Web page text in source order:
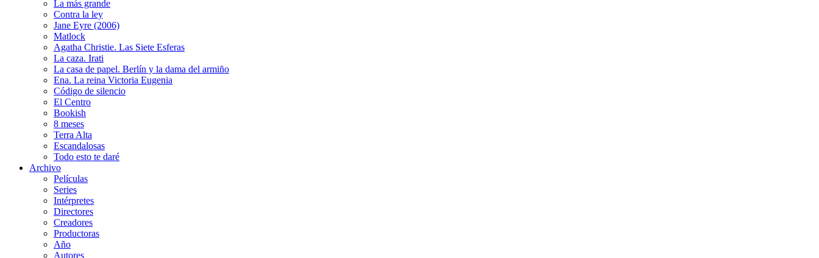
La más grande
Contra la ley
Jane Eyre (2006)
Matlock
Agatha Christie. Las Siete Esferas
La caza. Irati
La casa de papel. Berlín y la dama del armiño
Ena. La reina Victoria Eugenia
Código de silencio
El Centro
Bookish
8 meses
Terra Alta
Escandalosas
Todo esto te daré
Archivo
Películas
Series
Intérpretes
Directores
Creadores
Productoras
Año
Autores